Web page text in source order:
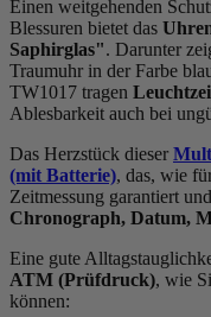
Einen weitgehenden
Blessuren bietet das
Saphirglas". Darunter
Traumuhr in der Farbe
TW1017 tragen
Ablesbarkeit auch bei
Das Herzstück dieser
(mit Batterie), das, wie
Zeitmessung garantiert
Chronograph, Datum,
Eine gute
ATM (Prüfdruck), wie
können: